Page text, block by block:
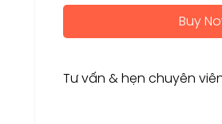
Buy
Tư vấn & hẹn chuyên